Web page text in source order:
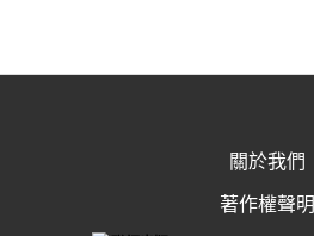
關於我們
著作權聲明